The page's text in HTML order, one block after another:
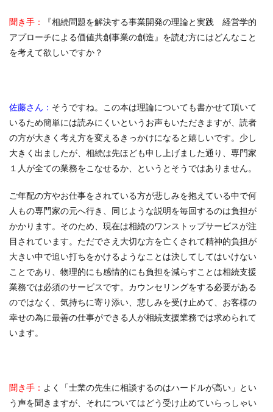
聞き手：
『相続問題を解決する事業開発の理論と実践 経営学的
アプローチによる価値共創事業の創造』を読む方にはどんなこと
を考えて欲しいですか？
佐藤さん： そうですね。この本は理論についても書かせて頂いて
いるため簡単には読みにくいというお声もいただきますが、読者
の方が大きく考え方を変えるきっかけになると嬉しいです。少し
大きく出ましたが、相続は先ほども申し上げました通り、専門家
１人が全ての業務をこなせるか、というとそうではありません。
ご年配の方やお仕事をされている方が悲しみを抱えている中で何
人もの専門家の元へ行き、同じような説明を毎回するのは負担が
かかります。そのため、現在は相続のワンストップサービスが注
目されています。ただでさえ大切な方を亡くされて精神的負担が
大きい中で追い打ちをかけるようなことは決してしてはいけない
ことであり、物理的にも感情的にも負担を減らすことは相続支援
業務では必須のサービスです。カウンセリングをする必要がある
のではなく、気持ちに寄り添い、悲しみを受け止めて、お客様の
幸せの為に最善の仕事ができる人が相続支援業務では求められて
います。
聞き手： よく「士業の先生に相談するのはハードルが高い」とい
う声を聞きますが、それについてはどう受け止めていらっしゃい